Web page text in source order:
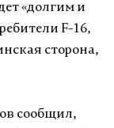
«долгим и
F-16,
сторона,
сообщил,